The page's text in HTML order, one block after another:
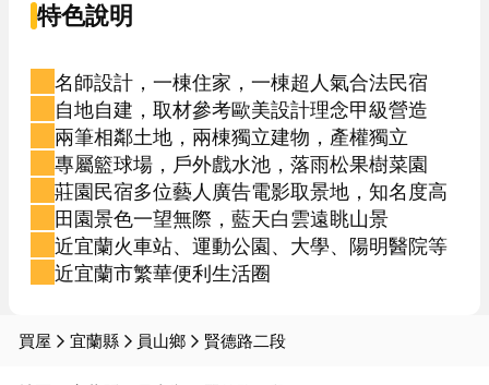
特色說明
名師設計，一棟住家，一棟超人氣合法民宿
自地自建，取材參考歐美設計理念甲級營造
兩筆相鄰土地，兩棟獨立建物，產權獨立
專屬籃球場，戶外戲水池，落雨松果樹菜園
莊園民宿多位藝人廣告電影取景地，知名度高
田園景色一望無際，藍天白雲遠眺山景
近宜蘭火車站、運動公園、大學、陽明醫院等
近宜蘭市繁華便利生活圈
買屋 宜蘭縣 員山鄉 賢德路二段